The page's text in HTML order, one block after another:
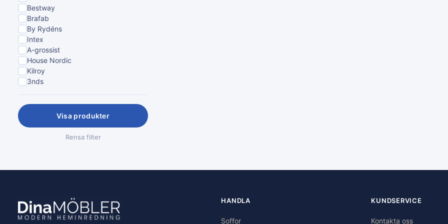
Bestway
Brafab
By Rydéns
Intex
A-grossist
House Nordic
Kilroy
3nds
Visa produkter
Rensa filter
HANDLA
Soffor
KUNDSERVICE
Kontakta oss